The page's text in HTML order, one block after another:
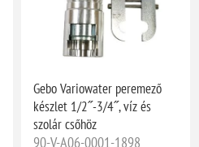
Gebo Variowater peremező
készlet 1/2˝-3/4˝, víz és
szolár csőhöz
90-V-A06-0001-1898